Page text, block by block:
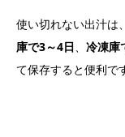
使い切れない出汁は
庫で3～4日、 冷凍庫
て保存すると便利で